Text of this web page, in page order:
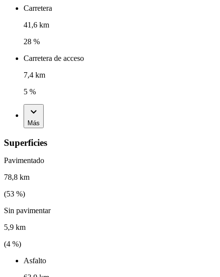
Carretera
41,6 km
28 %
Carretera de acceso
7,4 km
5 %
Más
Superficies
Pavimentado
78,8 km
(53 %)
Sin pavimentar
5,9 km
(4 %)
Asfalto